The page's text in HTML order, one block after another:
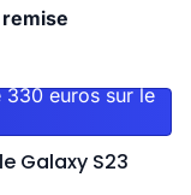
330 euros sur le
Galaxy S23